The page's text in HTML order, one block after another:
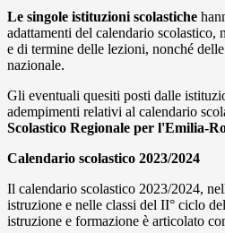
Le singole istituzioni scolastiche
adattamenti del calendario scolastico,
e di termine delle lezioni, nonché
nazionale.
Gli eventuali quesiti posti dalle
adempimenti relativi al calendario
Scolastico Regionale per l'Emilia-
Calendario scolastico 2023/2024
Il calendario scolastico 2023/2024,
istruzione e nelle classi del II° ciclo
istruzione e formazione è articolato